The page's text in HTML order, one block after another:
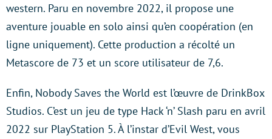
western. Paru en novembre 2022, il propose une
aventure jouable en solo ainsi qu’en coopération (en
ligne uniquement). Cette production a récolté un
Metascore de 73 et un score utilisateur de 7,6.
Enfin, Nobody Saves the World est l’œuvre de DrinkBox
Studios. C’est un jeu de type Hack ‘n’ Slash paru en avril
2022 sur PlayStation 5. À l’instar d’Evil West, vous